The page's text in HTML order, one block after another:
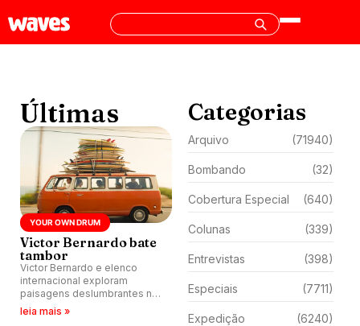
Últimas
YOUR OWN DRUM
Victor Bernardo bate
tambor
Victor Bernardo e elenco
internacional exploram
paisagens deslumbrantes na
Nova Zelândia, Costa Rica e
leia mais »
Categorias
Arquivo (71940)
Bombando (32)
Cobertura Especial (640)
Colunas (339)
Entrevistas (398)
Especiais (7711)
Expedição (6240)